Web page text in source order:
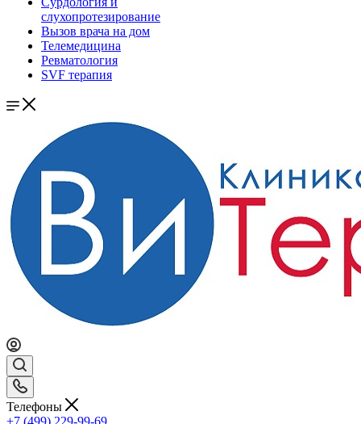
слухопротезирование
Вызов врача на дом
Телемедицина
Ревматология
SVF терапия
Телефоны
+7 (499) 229-99-69